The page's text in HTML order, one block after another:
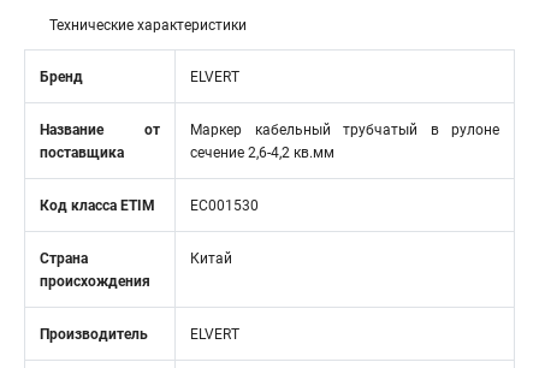
Технические характеристики
Бренд ELVERT
Название от
поставщика
Маркер кабельный трубчатый в рулоне
сечение 2,6-4,2 кв.мм
Код класса ETIM EC001530
Страна
происхождения
Китай
Производитель ELVERT